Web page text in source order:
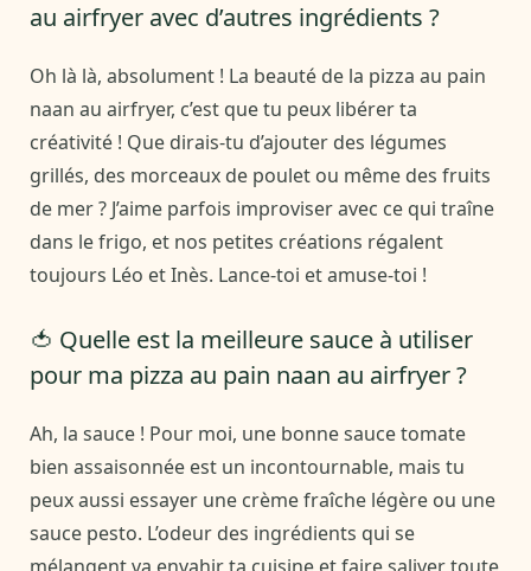
au airfryer avec d’autres ingrédients ?
Oh là là, absolument ! La beauté de la pizza au pain
naan au airfryer, c’est que tu peux libérer ta
créativité ! Que dirais-tu d’ajouter des légumes
grillés, des morceaux de poulet ou même des fruits
de mer ? J’aime parfois improviser avec ce qui traîne
dans le frigo, et nos petites créations régalent
toujours Léo et Inès. Lance-toi et amuse-toi !
🍅 Quelle est la meilleure sauce à utiliser
pour ma pizza au pain naan au airfryer ?
Ah, la sauce ! Pour moi, une bonne sauce tomate
bien assaisonnée est un incontournable, mais tu
peux aussi essayer une crème fraîche légère ou une
sauce pesto. L’odeur des ingrédients qui se